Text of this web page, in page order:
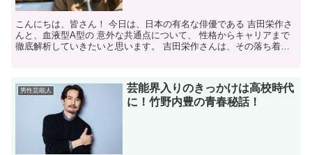
こんにちは、皆さん！ 今日は、日本の有名な俳優である 吉田栄作さ
んと、血液型A型の 意外な共通点について、 性格からキャリアまで
徹底解析していきたいと思います。 吉田栄作さんは、その落ち着い
男性芸能人
芸能界入りのきっかけは高校時代
に！竹野内豊の青春秘話！